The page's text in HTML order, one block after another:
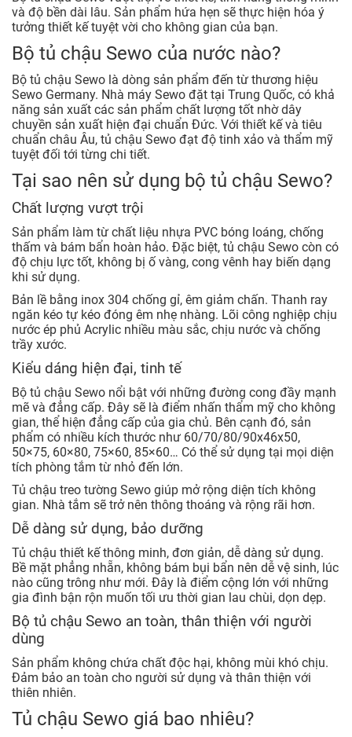
và độ bền dài lâu. Sản phẩm hứa hẹn sẽ thực hiện hóa ý
tưởng thiết kế tuyệt vời cho không gian của bạn.
Bộ tủ chậu Sewo của nước nào?
Bộ tủ chậu Sewo là dòng sản phẩm đến từ thương hiệu
Sewo Germany. Nhà máy Sewo đặt tại Trung Quốc, có khả
năng sản xuất các sản phẩm chất lượng tốt nhờ dây
chuyền sản xuất hiện đại chuẩn Đức. Với thiết kế và tiêu
chuẩn châu Âu, tủ chậu Sewo đạt độ tinh xảo và thẩm mỹ
tuyệt đối tới từng chi tiết.
Tại sao nên sử dụng bộ tủ chậu Sewo?
Chất lượng vượt trội
Sản phẩm làm từ chất liệu nhựa PVC bóng loáng, chống
thấm và bám bẩn hoàn hảo. Đặc biệt, tủ chậu Sewo còn có
độ chịu lực tốt, không bị ố vàng, cong vênh hay biến dạng
khi sử dụng.
Bản lề bằng inox 304 chống gỉ, êm giảm chấn. Thanh ray
ngăn kéo tự kéo đóng êm nhẹ nhàng. Lõi công nghiệp chịu
nước ép phủ Acrylic nhiều màu sắc, chịu nước và chống
trầy xước.
Kiểu dáng hiện đại, tinh tế
Bộ tủ chậu Sewo nổi bật với những đường cong đầy mạnh
mẽ và đẳng cấp. Đây sẽ là điểm nhấn thẩm mỹ cho không
gian, thể hiện đẳng cấp của gia chủ. Bên cạnh đó, sản
phẩm có nhiều kích thước như 60/70/80/90x46x50,
50×75, 60×80, 75×60, 85×60… Có thể sử dụng tại mọi diện
tích phòng tắm từ nhỏ đến lớn.
Tủ chậu treo tường Sewo giúp mở rộng diện tích không
gian. Nhà tắm sẽ trở nên thông thoáng và rộng rãi hơn.
Dễ dàng sử dụng, bảo dưỡng
Tủ chậu thiết kế thông minh, đơn giản, dễ dàng sử dụng.
Bề mặt phẳng nhẵn, không bám bụi bẩn nên dễ vệ sinh, lúc
nào cũng trông như mới. Đây là điểm cộng lớn với những
gia đình bận rộn muốn tối ưu thời gian lau chùi, dọn dẹp.
Bộ tủ chậu Sewo an toàn, thân thiện với người
dùng
Sản phẩm không chứa chất độc hại, không mùi khó chịu.
Đảm bảo an toàn cho người sử dụng và thân thiện với
thiên nhiên.
Tủ chậu Sewo giá bao nhiêu?